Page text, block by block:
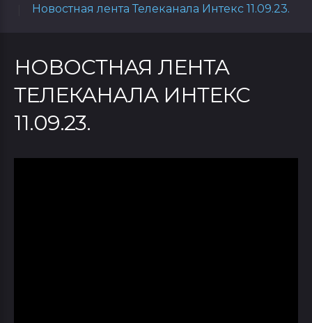
Новостная лента Телеканала Интекс 11.09.23.
НОВОСТНАЯ ЛЕНТА
ТЕЛЕКАНАЛА ИНТЕКС
11.09.23.